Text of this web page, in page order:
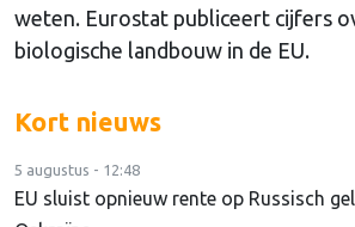
weten. Eurostat publiceert cijfers
biologische landbouw in de EU.
Kort nieuws
5 augustus - 12:48
EU sluist opnieuw rente op Russisch